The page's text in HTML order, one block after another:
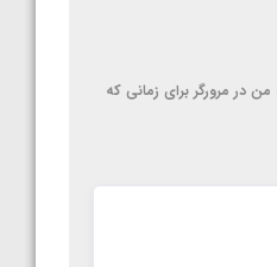
در مرورگر برای زمانی که